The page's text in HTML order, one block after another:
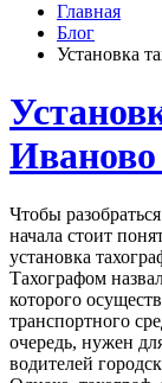
Главная
Блог
Установка
Чтобы
начала стоит
установка
Тахографом
которого
транспортного
очередь, нужен
водителей